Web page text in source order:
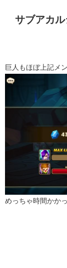
サブアカ
巨人もほぼ上記メ
めっちゃ時間かか